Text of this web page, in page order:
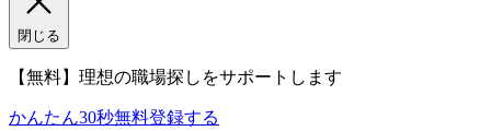
閉じる
【無料】理想の職場探しをサポートします
かんたん30秒無料登録する